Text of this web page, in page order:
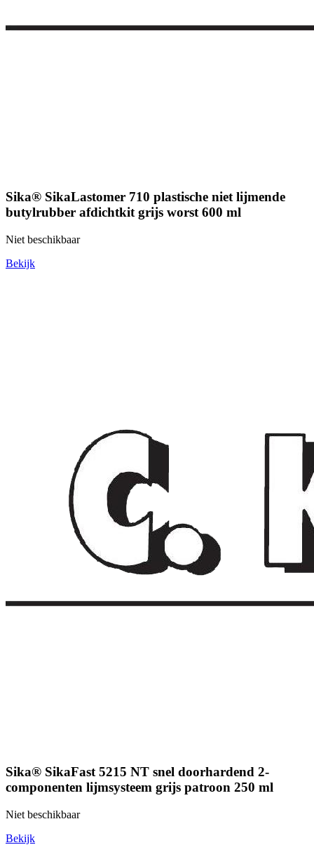
Sika® SikaLastomer 710 plastische niet lijmende
butylrubber afdichtkit grijs worst 600 ml
Niet beschikbaar
Bekijk
Sika® SikaFast 5215 NT snel doorhardend 2-
componenten lijmsysteem grijs patroon 250 ml
Niet beschikbaar
Bekijk